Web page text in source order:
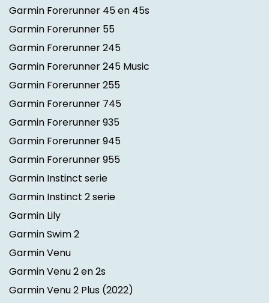
Garmin Forerunner 45 en 45s
Garmin Forerunner 55
Garmin Forerunner 245
Garmin Forerunner 245 Music
Garmin Forerunner 255
Garmin Forerunner 745
Garmin Forerunner 935
Garmin Forerunner 945
Garmin Forerunner 955
Garmin Instinct serie
Garmin Instinct 2 serie
Garmin Lily
Garmin Swim 2
Garmin Venu
Garmin Venu 2 en 2s
Garmin Venu 2 Plus (2022)